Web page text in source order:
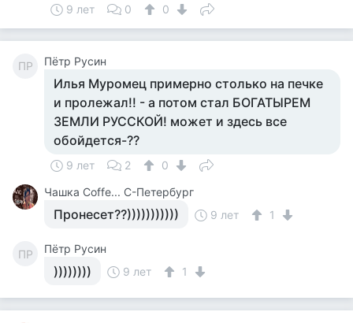
9 лет 0 0
ПР Пётр Русин
Илья Муромец примерно столько на печке
и пролежал!! - а потом стал БОГАТЫРЕМ
ЗЕМЛИ РУССКОЙ! может и здесь все
обойдется-??
9 лет 2
0
Чашка Cоffe... С-Петербург
Пронесет??))))))))))) 9 лет 1
ПР Пётр Русин
)))))))) 9 лет 1